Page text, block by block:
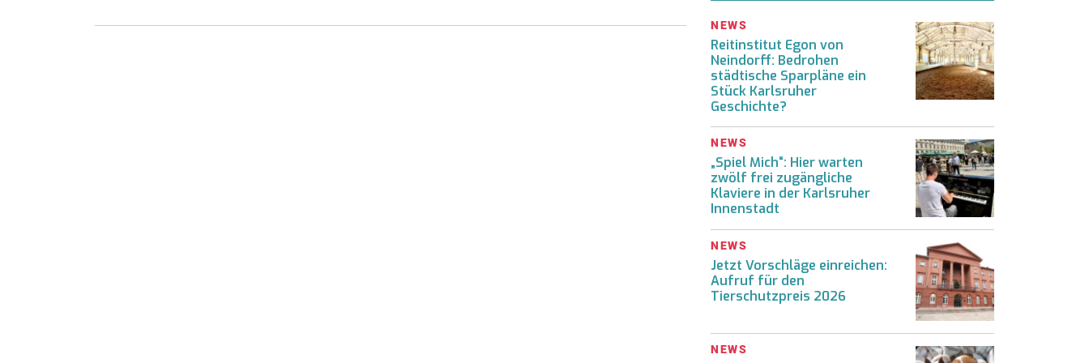
NEWS
Reitinstitut Egon von
Neindorff: Bedrohen
städtische Sparpläne ein
Stück Karlsruher
Geschichte?
NEWS
„Spiel Mich“: Hier warten
zwölf frei zugängliche
Klaviere in der Karlsruher
Innenstadt
NEWS
Jetzt Vorschläge einreichen:
Aufruf für den
Tierschutzpreis 2026
NEWS